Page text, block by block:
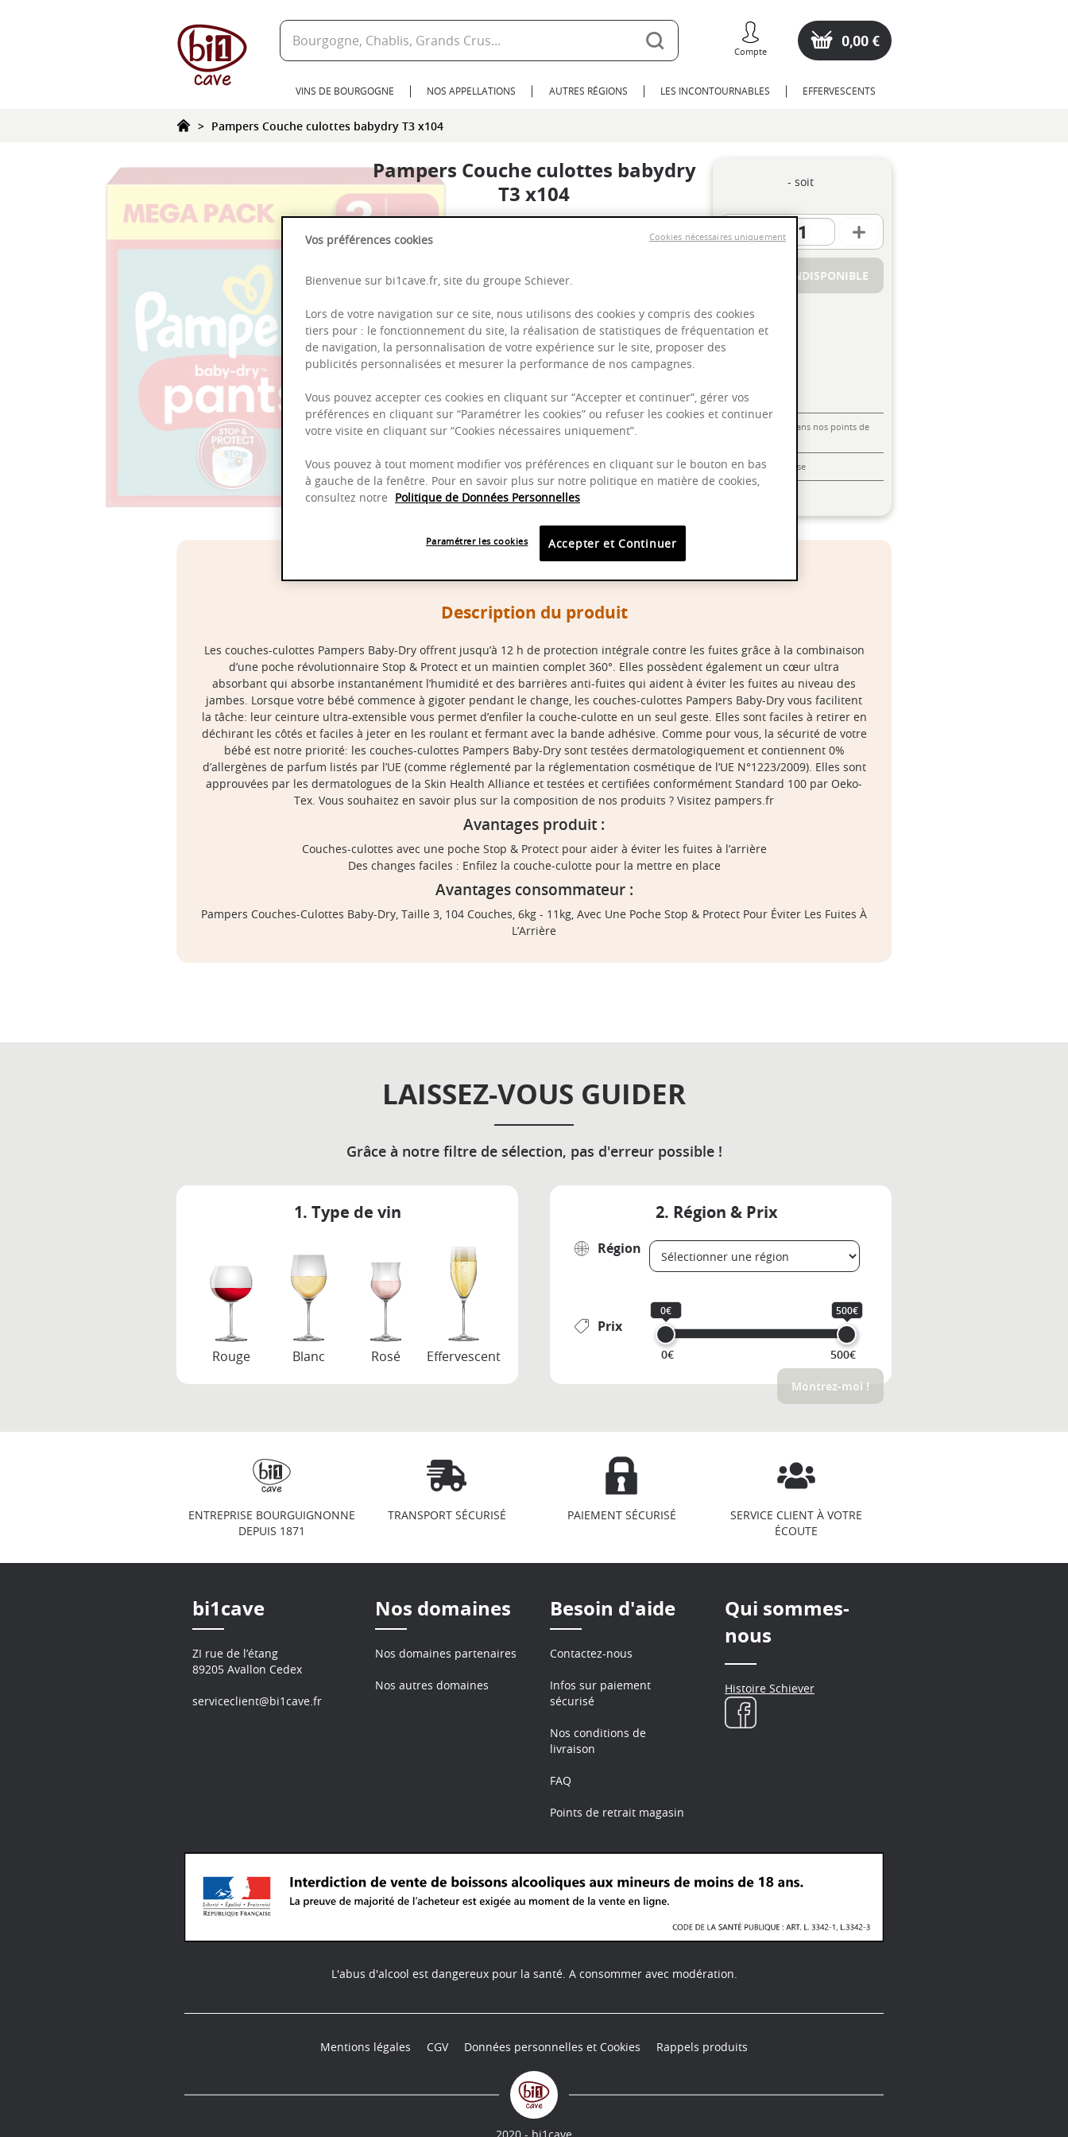
Compte
0,00 €
VINS DE BOURGOGNE NOS APPELLATIONS AUTRES RÉGIONS LES INCONTOURNABLES EFFERVESCENTS
Pampers Couche culottes babydry T3 x104
Pampers Couche culottes babydry
T3 x104
- soit
PRODUIT INDISPONIBLE
Livraison offerte dans nos points de
Emballage anti-casse
Description du produit
Les couches-culottes Pampers Baby-Dry offrent jusqu’à 12 h de protection intégrale contre les fuites grâce à la combinaison
d’une poche révolutionnaire Stop & Protect et un maintien complet 360°. Elles possèdent également un cœur ultra
absorbant qui absorbe instantanément l’humidité et des barrières anti-fuites qui aident à éviter les fuites au niveau des
jambes. Lorsque votre bébé commence à gigoter pendant le change, les couches-culottes Pampers Baby-Dry vous facilitent
la tâche: leur ceinture ultra-extensible vous permet d’enfiler la couche-culotte en un seul geste. Elles sont faciles à retirer en
déchirant les côtés et faciles à jeter en les roulant et fermant avec la bande adhésive. Comme pour vous, la sécurité de votre
bébé est notre priorité: les couches-culottes Pampers Baby-Dry sont testées dermatologiquement et contiennent 0%
d’allergènes de parfum listés par l’UE (comme réglementé par la réglementation cosmétique de l’UE N°1223/2009). Elles sont
approuvées par les dermatologues de la Skin Health Alliance et testées et certifiées conformément Standard 100 par Oeko-
Tex. Vous souhaitez en savoir plus sur la composition de nos produits ? Visitez pampers.fr
Avantages produit :
Couches-culottes avec une poche Stop & Protect pour aider à éviter les fuites à l’arrière
Des changes faciles : Enfilez la couche-culotte pour la mettre en place
Avantages consommateur :
Pampers Couches-Culottes Baby-Dry, Taille 3, 104 Couches, 6kg - 11kg, Avec Une Poche Stop & Protect Pour Éviter Les Fuites À
L’Arrière
LAISSEZ-VOUS GUIDER
Grâce à notre filtre de sélection, pas d'erreur possible !
1. Type de vin
Rouge Blanc Rosé Effervescent
2. Région & Prix
Région
Prix
0€ 500€
0€ 500€
Montrez-moi !
ENTREPRISE BOURGUIGNONNE
DEPUIS 1871
TRANSPORT SÉCURISÉ PAIEMENT SÉCURISÉ
SERVICE CLIENT À VOTRE
ÉCOUTE
bi1cave
ZI rue de l’étang
89205 Avallon Cedex
serviceclient@bi1cave.fr
Nos domaines
Nos domaines partenaires
Nos autres domaines
Besoin d'aide
Contactez-nous
Infos sur paiement
sécurisé
Nos conditions de
livraison
FAQ
Points de retrait magasin
Qui sommes-
nous
Histoire Schiever
L'abus d'alcool est dangereux pour la santé. A consommer avec modération.
Mentions légales CGV Données personnelles et Cookies Rappels produits
Vos préférences cookies
Bienvenue sur bi1cave.fr, site du groupe Schiever.
Lors de votre navigation sur ce site, nous utilisons des cookies y compris des cookies
tiers pour : le fonctionnement du site, la réalisation de statistiques de fréquentation et
de navigation, la personnalisation de votre expérience sur le site, proposer des
publicités personnalisées et mesurer la performance de nos campagnes.
Vous pouvez accepter ces cookies en cliquant sur “Accepter et continuer”, gérer vos
préférences en cliquant sur “Paramétrer les cookies” ou refuser les cookies et continuer
votre visite en cliquant sur “Cookies nécessaires uniquement”.
Vous pouvez à tout moment modifier vos préférences en cliquant sur le bouton en bas
à gauche de la fenêtre. Pour en savoir plus sur notre politique en matière de cookies,
consultez notre Politique de Données Personnelles
Accepter et Continuer
Paramétrer les cookies
Cookies nécessaires uniquement